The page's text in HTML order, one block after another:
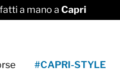
a mano a Capri
#CAPRI-STYLE